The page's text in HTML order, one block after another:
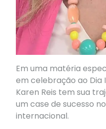
Em uma matéria
em celebração ao Dia
Karen Reis tem sua
um case de sucesso
internacional.